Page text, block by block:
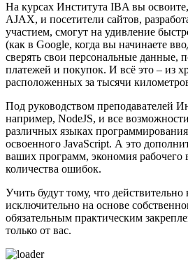
На курсах Института IBA вы
AJAX, и посетители сайтов,
участием, смогут на удивление
(как в Google, когда вы начинаете
сверять свои персональные данные,
платежей и покупок. И всё это – из
расположенных за тысячи
Под руководством преподавателей
например, NodeJS, и все
различных языках
освоенного JavaScript. А это
ваших программ, экономия
количества ошибок.
Учить будут тому, что
исключительно на основе
обязательным практическим
только от вас.